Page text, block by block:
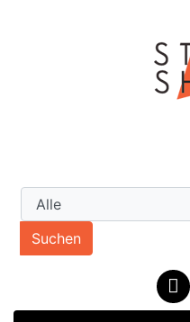
Suchen